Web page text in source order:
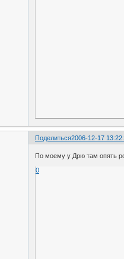
Поделиться2006-12-17
По моему у Дрю там опять
0